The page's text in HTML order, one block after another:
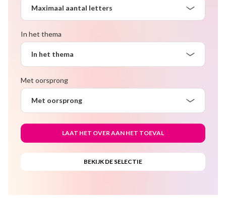
Maximaal aantal letters
In het thema
In het thema
Met oorsprong
Met oorsprong